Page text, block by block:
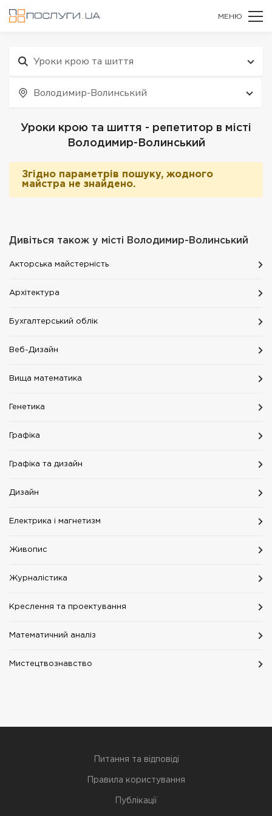
МЕНЮ
Уроки крою та шиття
Володимир-Волинський
Уроки крою та шиття - репетитор в місті
Володимир-Волинський
Згідно параметрів пошуку, жодного
майстра не знайдено.
Дивіться також у місті Володимир-Волинський
Акторська майстерність
Архітектура
Бухгалтерський облік
Веб-Дизайн
Вища математика
Генетика
Графіка
Графіка та дизайн
Дизайн
Електрика і магнетизм
Живопис
Журналістика
Креслення та проектування
Математичний аналіз
Мистецтвознавство
Питання та відповіді
Правила користування
Публікації